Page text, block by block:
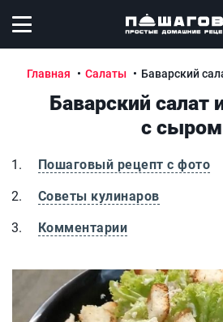
Открыть меню
Главная Салаты Баварский
Баварский салат
с сыром
Пошаговый рецепт с фото
Советы кулинаров
Комментарии
Баварский салат из курицы с